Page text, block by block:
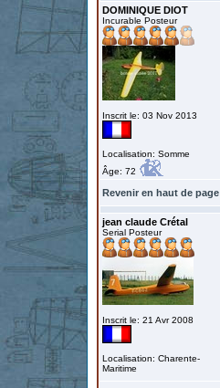
DOMINIQUE DIOT
Incurable Posteur
Inscrit le: 03 Nov 2013
Localisation: Somme
Âge: 72
Revenir en haut de page
jean claude Crétal
Serial Posteur
Inscrit le: 21 Avr 2008
Localisation: Charente-
Maritime